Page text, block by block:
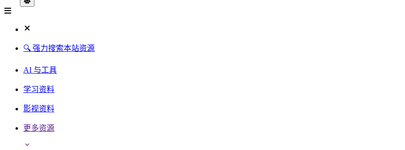
🔍 强力搜索本站资源
AI 与工具
学习资料
影视资料
更多资源